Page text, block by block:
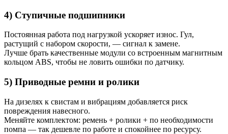
4) Ступичные подшипники
Постоянная работа под нагрузкой ускоряет износ. Гул,
растущий с набором скорости, — сигнал к замене.
Лучше брать качественные модули со встроенным магнитным
кольцом ABS, чтобы не ловить ошибки по датчику.
5) Приводные ремни и ролики
На дизелях к свистам и вибрациям добавляется риск
повреждения навесного.
Меняйте комплектом: ремень + ролики + по необходимости
помпа — так дешевле по работе и спокойнее по ресурсу.